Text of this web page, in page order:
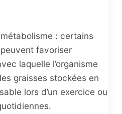
: certains
favoriser
laquelle l’organisme
graisses stockées en
lors d’un exercice ou